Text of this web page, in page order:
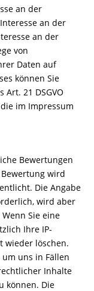
an der
an der
an der
von
Daten auf
können Sie
21 DSGVO
im Impressum
Bewertungen
wird
Die Angabe
wird aber
Sie eine
Ihre IP-
wieder löschen.
uns in Fällen
Inhalte
können. Die